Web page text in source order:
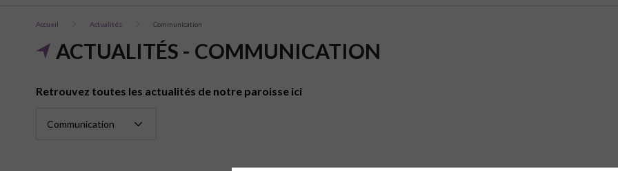
Accueil Actualités Communication
ACTUALITÉS - COMMUNICATION
Retrouvez toutes les actualités de notre paroisse ici